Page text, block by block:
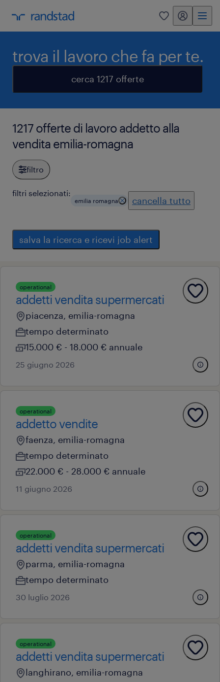
0 my randstad
trova il lavoro che fa per te.
cerca 1217 offerte
1217 offerte di lavoro addetto alla
vendita emilia-romagna
filtro
filtri selezionati:
emilia romagna cancella tutto
salva la ricerca e ricevi job alert
operational
addetti vendita supermercati
piacenza, emilia-romagna
tempo determinato
15.000 € - 18.000 € annuale
25 giugno 2026
operational
addetto vendite
faenza, emilia-romagna
tempo determinato
22.000 € - 28.000 € annuale
11 giugno 2026
operational
addetti vendita supermercati
parma, emilia-romagna
tempo determinato
30 luglio 2026
operational
addetti vendita supermercati
langhirano, emilia-romagna